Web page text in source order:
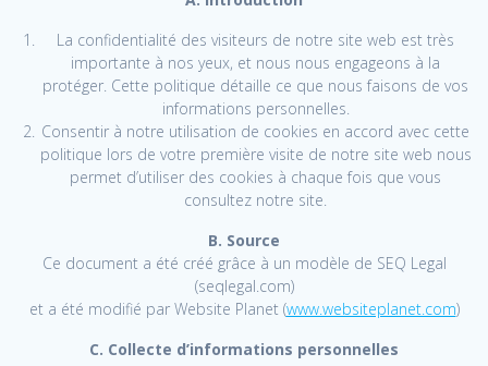
La confidentialité des visiteurs de notre site web est très
importante à nos yeux, et nous nous engageons à la
protéger. Cette politique détaille ce que nous faisons de vos
informations personnelles.
Consentir à notre utilisation de cookies en accord avec cette
politique lors de votre première visite de notre site web nous
permet d’utiliser des cookies à chaque fois que vous
consultez notre site.
B. Source
Ce document a été créé grâce à un modèle de SEQ Legal
(seqlegal.com)
et a été modifié par Website Planet (www.websiteplanet.com)
C. Collecte d’informations personnelles